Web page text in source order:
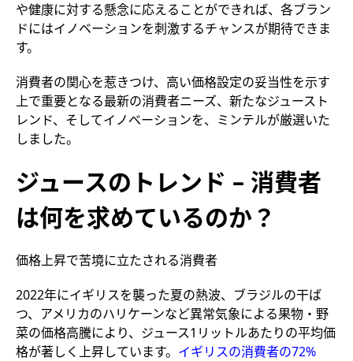
や健康に対する懸念に応えることができれば、各ブラン
ドにはイノベーションを刺激するチャンスが期待できま
す。
消費者の関心を惹きつけ、高い価格設定の妥当性を示す
上で重要となる最新の消費者ニーズ、新たなジュースト
レンド、そしてイノベーションを、ミンテルが厳選いた
しました。
ジュースのトレンド – 消費者
は何を求めているのか？
価格上昇で苦境に立たされる消費者
2022年にイギリスを襲った夏の熱波、ブラジルの干ば
つ、アメリカのハリケーンなど異常気象による果物・野
菜の価格高騰により、ジュース1リットルあたりの平均価
格が著しく上昇しています。 イギリスの消費者の72%